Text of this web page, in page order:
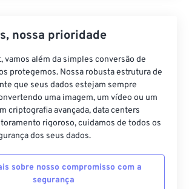
nossa prioridade
vamos além da simples conversão de
protegemos. Nossa robusta estrutura de
que seus dados estejam sempre
uma imagem, um vídeo ou um
criptografia avançada, data centers
rigoroso, cuidamos de todos os
dos seus dados.
sobre nosso compromisso com a
segurança